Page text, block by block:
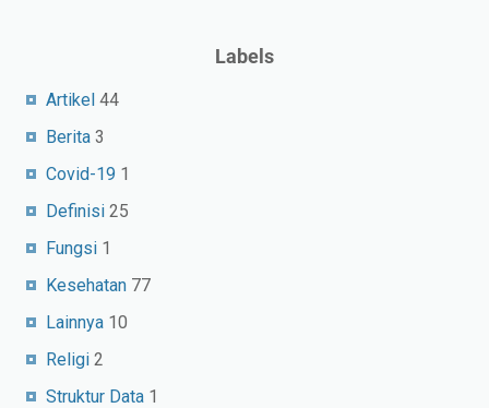
Labels
Artikel 44
Berita 3
Covid-19 1
Definisi 25
Fungsi 1
Kesehatan 77
Lainnya 10
Religi 2
Struktur Data 1